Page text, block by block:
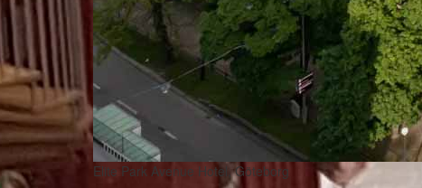
Elite Park Avenue Hotel, Göteborg